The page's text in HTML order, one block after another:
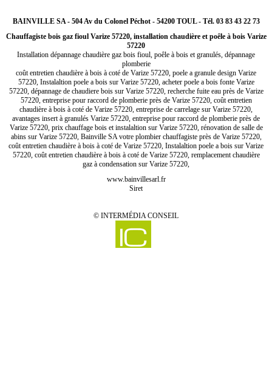
BAINVILLE SA - 504 Av du Colonel Péchot - 54200 TOUL - Tél. 03 83 43 22 73
Chauffagiste bois gaz fioul Varize 57220, installation chaudière et poêle à bois Varize
57220
Installation dépannage chaudière gaz bois fioul, poêle à bois et granulés, dépannage
plomberie
coût entretien chaudière à bois à coté de Varize 57220, poele a granule design Varize
57220, Instalaltion poele a bois sur Varize 57220, acheter poele a bois fonte Varize
57220, dépannage de chaudiere bois sur Varize 57220, recherche fuite eau près de Varize
57220, entreprise pour raccord de plomberie près de Varize 57220, coût entretien
chaudière à bois à coté de Varize 57220, entreprise de carrelage sur Varize 57220,
avantages insert à granulés Varize 57220, entreprise pour raccord de plomberie près de
Varize 57220, prix chauffage bois et instalaltion sur Varize 57220, rénovation de salle de
abins sur Varize 57220, Bainville SA votre plombier chauffagiste près de Varize 57220,
coût entretien chaudière à bois à coté de Varize 57220, Instalaltion poele a bois sur Varize
57220, coût entretien chaudière à bois à coté de Varize 57220, remplacement chaudière
gaz à condensation sur Varize 57220,
www.bainvillesarl.fr
Siret
© INTERMÉDIA CONSEIL